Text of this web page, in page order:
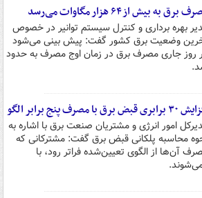
برق به بیش از ۶۴ هزار مگاوات می‌رسد
بهره برداری و کنترل سیستم توانیر در خصوص
وضعیت برق کشور گفت: پیش بینی می‌شود
روز جاری مصرف برق در زمان اوج مصرف به حدود
قبض برق با مصرف پنج‌ برابر الگو
امور انرژی و مشتریان صنعت برق با اشاره به
محاسبه پلکانی قبض برق گفت: مشترکانی که
آن‌ها از الگوی تعیین‌شده فراتر رود، با